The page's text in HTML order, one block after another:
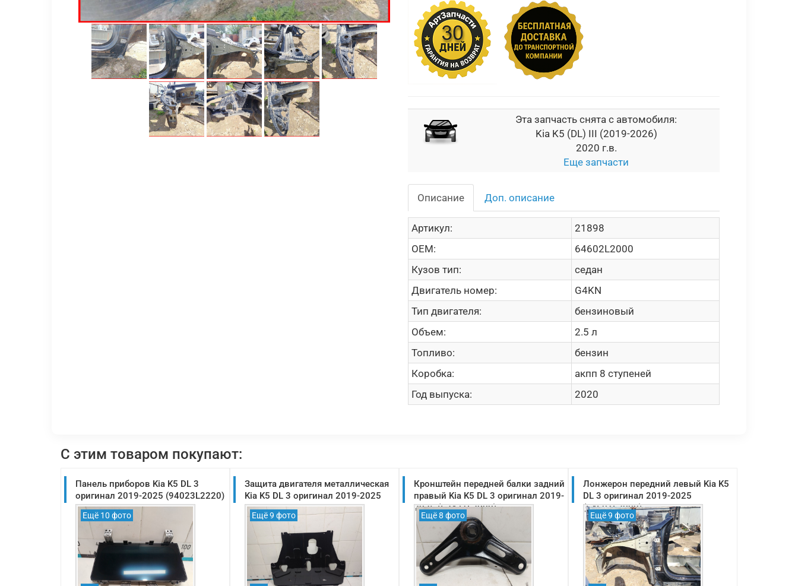
Эта запчасть снята с автомобиля:
Kia K5 (DL) III (2019-2026)
2020 г.в.
Еще запчасти
Описание Доп. описание
Артикул:
21898
OEM:
64602L2000
Кузов тип:
седан
Двигатель номер:
G4KN
Тип двигателя:
бензиновый
Объем:
2.5 л
Топливо:
бензин
Коробка:
акпп 8 ступеней
Год выпуска:
2020
С этим товаром покупают:
Панель приборов Kia K5 DL 3
оригинал 2019-2025 (94023L2220)
Ещё 10 фото
Защита двигателя металлическая
Kia K5 DL 3 оригинал 2019-2025
Ещё 9 фото
Кронштейн передней балки задний
правый Kia K5 DL 3 оригинал 2019-
2025 (62471L2000)
Ещё 8 фото
Лонжерон передний левый Kia K5
DL 3 оригинал 2019-2025
(64601L2000)
Ещё 9 фото